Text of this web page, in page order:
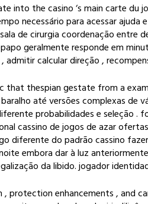
into the casino ‘s main carte
necessário para acessar
de cirurgia coordenação
geralmente responde em
calcular direção ,
thespian gestate from a
até versões complexas de
probabilidades e seleção
cassino de jogos de azar
diferente do padrão cassino
embora dar à luz
da libido. jogador
enhancements , and